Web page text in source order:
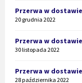
Przerwa w dostawie
20 grudnia 2022
Przerwa w dostawie
30 listopada 2022
Przerwa w dostawie
28 października 2022